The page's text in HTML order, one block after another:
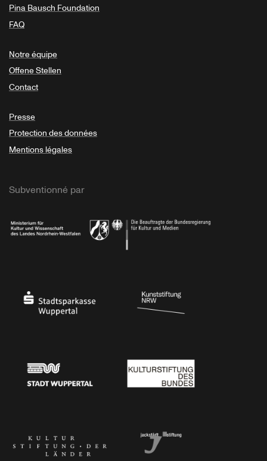
Pina Bausch Foundation
FAQ
Notre équipe
Offene Stellen
Contact
Presse
Protection des données
Mentions légales
Subventionné par